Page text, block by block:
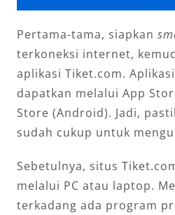
Pertama-tama, siapkan
terkoneksi internet,
aplikasi Tiket.com.
dapatkan melalui App
Store (Android). Jadi,
sudah cukup untuk
Sebetulnya, situs
melalui PC atau laptop.
terkadang ada program